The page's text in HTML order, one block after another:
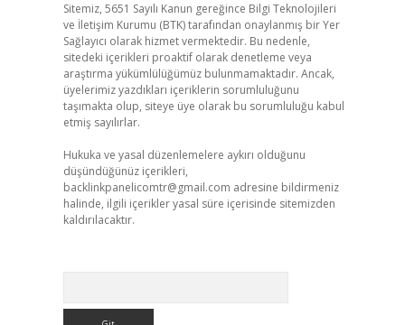
Sitemiz, 5651 Sayılı Kanun gereğince Bilgi Teknolojileri
ve İletişim Kurumu (BTK) tarafından onaylanmış bir Yer
Sağlayıcı olarak hizmet vermektedir. Bu nedenle,
sitedeki içerikleri proaktif olarak denetleme veya
araştırma yükümlülüğümüz bulunmamaktadır. Ancak,
üyelerimiz yazdıkları içeriklerin sorumluluğunu
taşımakta olup, siteye üye olarak bu sorumluluğu kabul
etmiş sayılırlar.
Hukuka ve yasal düzenlemelere aykırı olduğunu
düşündüğünüz içerikleri,
backlinkpanelicomtr@gmail.com adresine bildirmeniz
halinde, ilgili içerikler yasal süre içerisinde sitemizden
kaldırılacaktır.